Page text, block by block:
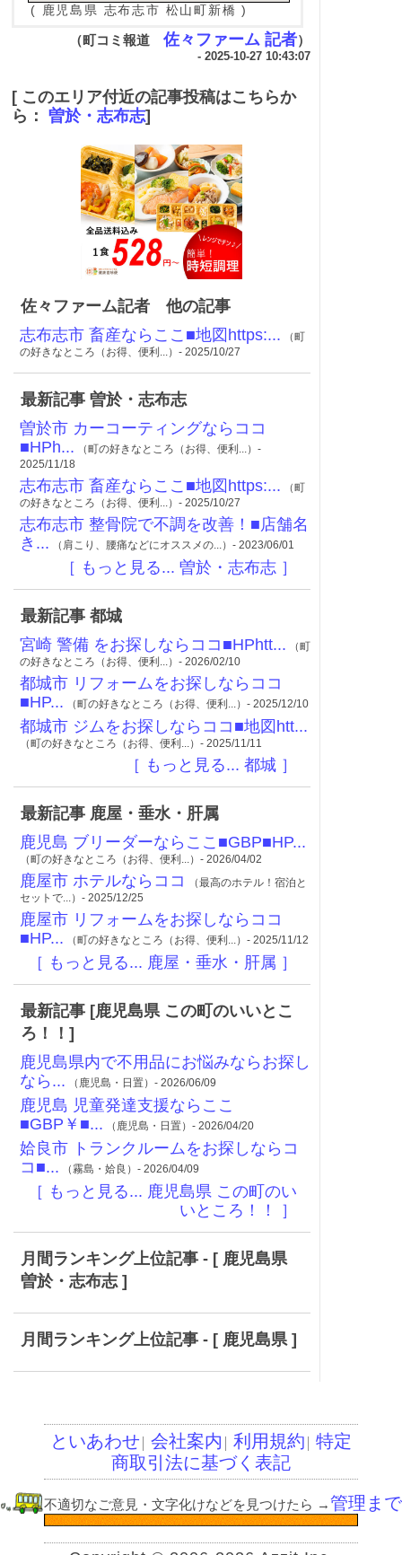
( 鹿児島県 志布志市 松山町新橋 )
（町コミ報道 佐々ファーム 記者）
- 2025-10-27 10:43:07
[ このエリア付近の記事投稿はこちらか
ら： 曽於・志布志]
佐々ファーム記者 他の記事
志布志市 畜産ならここ■地図https:... （町
の好きなところ（お得、便利...）- 2025/10/27
最新記事 曽於・志布志
曽於市 カーコーティングならココ
■HPh... （町の好きなところ（お得、便利...）-
2025/11/18
志布志市 畜産ならここ■地図https:... （町
の好きなところ（お得、便利...）- 2025/10/27
志布志市 整骨院で不調を改善！■店舗名
き... （肩こり、腰痛などにオススメの...）- 2023/06/01
［ もっと見る... 曽於・志布志 ］
最新記事 都城
宮崎 警備 をお探しならココ■HPhtt... （町
の好きなところ（お得、便利...）- 2026/02/10
都城市 リフォームをお探しならココ
■HP... （町の好きなところ（お得、便利...）- 2025/12/10
都城市 ジムをお探しならココ■地図htt...
（町の好きなところ（お得、便利...）- 2025/11/11
［ もっと見る... 都城 ］
最新記事 鹿屋・垂水・肝属
鹿児島 ブリーダーならここ■GBP■HP...
（町の好きなところ（お得、便利...）- 2026/04/02
鹿屋市 ホテルならココ
（最高のホテル！宿泊と
セットで...）- 2025/12/25
鹿屋市 リフォームをお探しならココ
■HP... （町の好きなところ（お得、便利...）- 2025/11/12
［ もっと見る... 鹿屋・垂水・肝属 ］
最新記事 [鹿児島県 この町のいいとこ
ろ！！]
鹿児島県内で不用品にお悩みならお探し
なら... （鹿児島・日置）- 2026/06/09
鹿児島 児童発達支援ならここ
■GBP￥■... （鹿児島・日置）- 2026/04/20
姶良市 トランクルームをお探しならコ
コ■... （霧島・姶良）- 2026/04/09
［ もっと見る... 鹿児島県 この町のい
いところ！！ ］
月間ランキング上位記事 - [ 鹿児島県
曽於・志布志 ]
月間ランキング上位記事 - [ 鹿児島県 ]
といあわせ 会社案内 利用規約 特定
商取引法に基づく表記
不適切なご意見・文字化けなどを見つけたら →管理まで